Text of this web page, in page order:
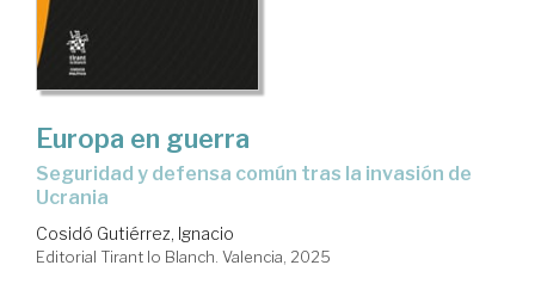
Europa en guerra
seguridad y defensa común tras la invasión de
Ucrania
Cosidó Gutiérrez, Ignacio
Editorial Tirant lo Blanch. Valencia, 2025